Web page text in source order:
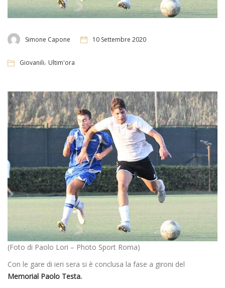
Simone Capone 10 Settembre 2020
Giovanili, Ultim'ora
(Foto di Paolo Lori – Photo Sport Roma)
Con le gare di ieri sera si è conclusa la fase a gironi del
Memorial Paolo Testa.